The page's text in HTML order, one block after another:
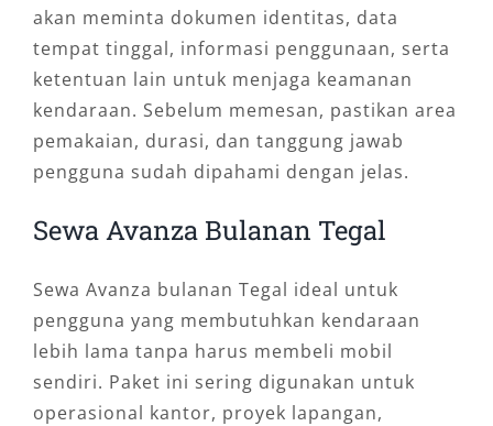
akan meminta dokumen identitas, data
tempat tinggal, informasi penggunaan, serta
ketentuan lain untuk menjaga keamanan
kendaraan. Sebelum memesan, pastikan area
pemakaian, durasi, dan tanggung jawab
pengguna sudah dipahami dengan jelas.
Sewa Avanza Bulanan Tegal
Sewa Avanza bulanan Tegal ideal untuk
pengguna yang membutuhkan kendaraan
lebih lama tanpa harus membeli mobil
sendiri. Paket ini sering digunakan untuk
operasional kantor, proyek lapangan,